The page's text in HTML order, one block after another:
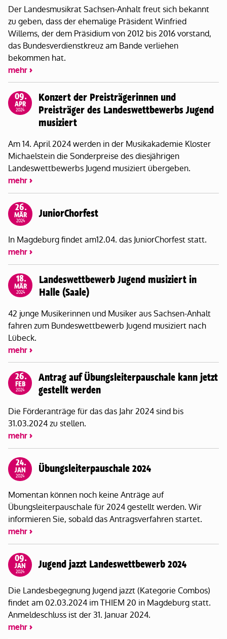
Der Landesmusikrat Sachsen-Anhalt freut sich bekannt
zu geben, dass der ehemalige Präsident Winfried
Willems, der dem Präsidium von 2012 bis 2016 vorstand,
das Bundesverdienstkreuz am Bande verliehen
bekommen hat.
mehr
09.
APR
2024
Konzert der Preisträgerinnen und
Preisträger des Landeswettbewerbs Jugend
musiziert
Am 14. April 2024 werden in der Musikakademie Kloster
Michaelstein die Sonderpreise des diesjährigen
Landeswettbewerbs Jugend musiziert übergeben.
mehr
26.
MÄR
2024 JuniorChorfest
In Magdeburg findet am12.04. das JuniorChorfest statt.
mehr
18.
MÄR
2024
Landeswettbewerb Jugend musiziert in
Halle (Saale)
42 junge Musikerinnen und Musiker aus Sachsen-Anhalt
fahren zum Bundeswettbewerb Jugend musiziert nach
Lübeck.
mehr
26.
FEB
2024
Antrag auf Übungsleiterpauschale kann jetzt
gestellt werden
Die Förderanträge für das das Jahr 2024 sind bis
31.03.2024 zu stellen.
mehr
24.
JAN
2024 Übungsleiterpauschale 2024
Momentan können noch keine Anträge auf
Übungsleiterpauschale für 2024 gestellt werden. Wir
informieren Sie, sobald das Antragsverfahren startet.
mehr
09.
JAN
2024 Jugend jazzt Landeswettbewerb 2024
Die Landesbegegnung Jugend jazzt (Kategorie Combos)
findet am 02.03.2024 im THIEM 20 in Magdeburg statt.
Anmeldeschluss ist der 31. Januar 2024.
mehr